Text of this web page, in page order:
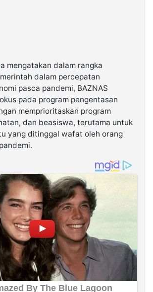
mengatakan dalam rangka
dalam percepatan
pasca pandemi, BAZNAS
pada program pengentasan
memprioritaskan program
dan beasiswa, terutama untuk
yang ditinggal wafat oleh orang